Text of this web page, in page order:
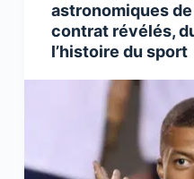
astronomiques
contrat révélés,
l’histoire du sport